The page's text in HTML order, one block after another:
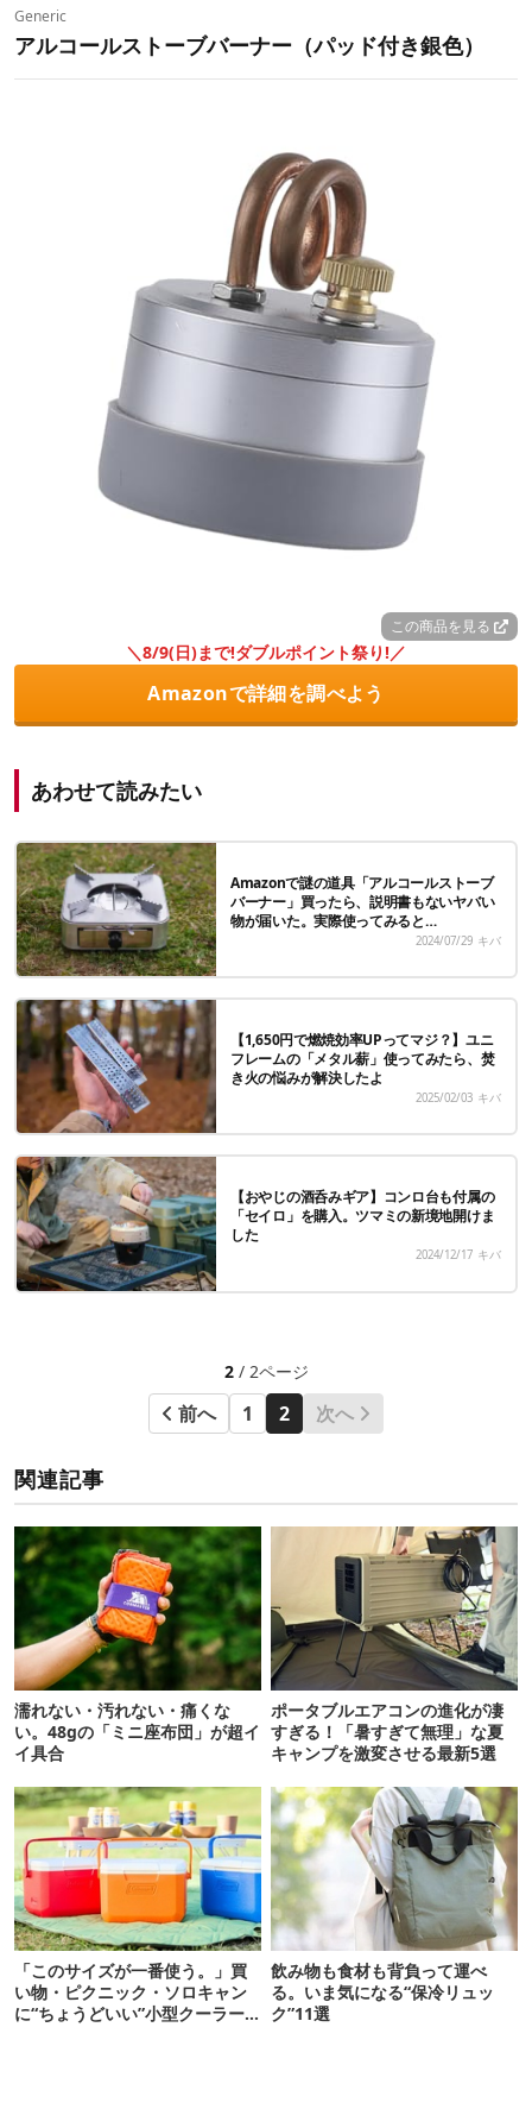
Generic
アルコールストーブバーナー（パッド付き銀色）
この商品を見る
＼8/9(日)まで!ダブルポイント祭り!／
Amazonで詳細を調べよう
あわせて読みたい
Amazonで謎の道具「アルコールストーブ
バーナー」買ったら、説明書もないヤバい
物が届いた。実際使ってみると…
2024/07/29 キバ
【1,650円で燃焼効率UPってマジ？】ユニ
フレームの「メタル薪」使ってみたら、焚
き火の悩みが解決したよ
2025/02/03 キバ
【おやじの酒呑みギア】コンロ台も付属の
「セイロ」を購入。ツマミの新境地開けま
した
2024/12/17 キバ
2/ 2ページ
前へ 1 2 次へ
関連記事
濡れない・汚れない・痛くな
い。48gの「ミニ座布団」が超イ
イ具合
ポータブルエアコンの進化が凄
すぎる！「暑すぎて無理」な夏
キャンプを激変させる最新5選
「このサイズが一番使う。」買
い物・ピクニック・ソロキャン
に“ちょうどいい”小型クーラー
飲み物も食材も背負って運べ
る。いま気になる“保冷リュッ
ク”11選